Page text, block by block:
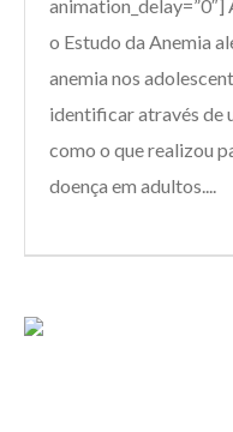
o Estudo da Anemia
anemia nos
identificar através de
como o que realizou
doença em adultos....